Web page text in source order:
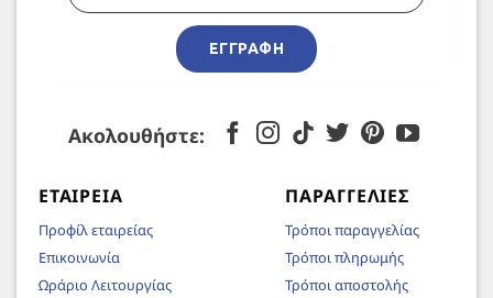
ΕΓΓΡΑΦΉ
Ακολουθήστε:
ΕΤΑΙΡΕΊΑ
Προφίλ εταιρείας
Επικοινωνία
Ωράριο Λειτουργίας
ΠΑΡΑΓΓΕΛΊΕΣ
Τρόποι παραγγελίας
Τρόποι πληρωμής
Τρόποι αποστολής